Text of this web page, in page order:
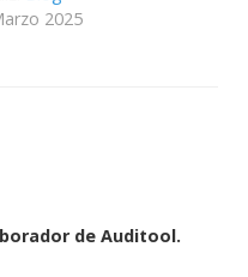
2025
de Auditool.